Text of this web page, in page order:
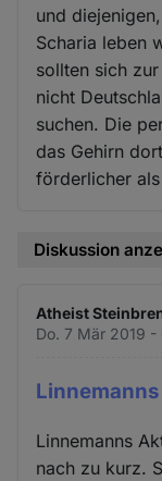
und
Scharia leben
sollten sich
nicht
suchen. Die
das Gehirn
förderlicher
Diskussion
Atheist
Do. 7 Mär 2019
Linnemanns
nach zu kurz.